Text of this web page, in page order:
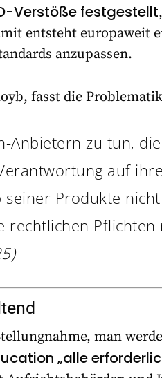
Verstöße festgestellt
entsteht europaweit
anzupassen.
fasst die
Anbietern zu tun,
auf
Produkte
rechtlichen Pflichten
man
„alle